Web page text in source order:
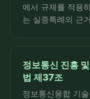
에서 규제를 적용
는 실증특례의 근
정보통신 진흥
법 제37조
정보통신융합 기